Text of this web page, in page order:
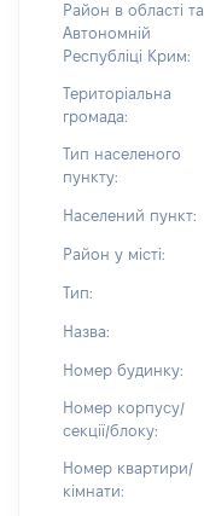
Район в області та
Автономній
Республіці Крим:
Територіальна
громада:
Тип населеного
пункту:
Населений пункт:
Район у місті:
Тип:
Назва:
Номер будинку:
Номер корпусу/
секції/блоку:
Номер квартири/
кімнати: